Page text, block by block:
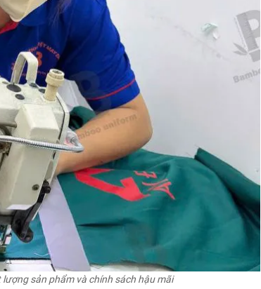
sản phẩm và chính sách hậu mãi